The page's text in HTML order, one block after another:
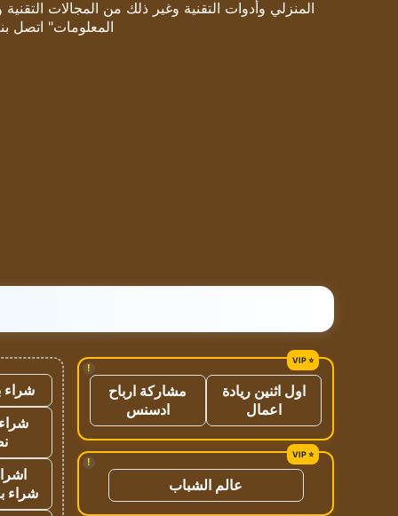
المنزلي وأدوات التقنية وغير ذلك من المجالات
المعلومات" اتصل
!
اول اثنين ريادة
اعمال
مشاركة ارباح
ادسنس
!
عالم الشباب
شراء
شراء